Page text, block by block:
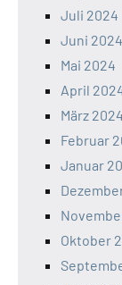
Juli 2024
Juni 2024
Mai 2024
April
März 2024
Februar
Januar
Oktober